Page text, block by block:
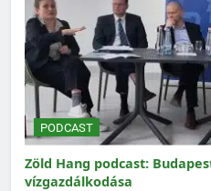
PODCAST
Zöld Hang podcast:
vízgazdálkodása